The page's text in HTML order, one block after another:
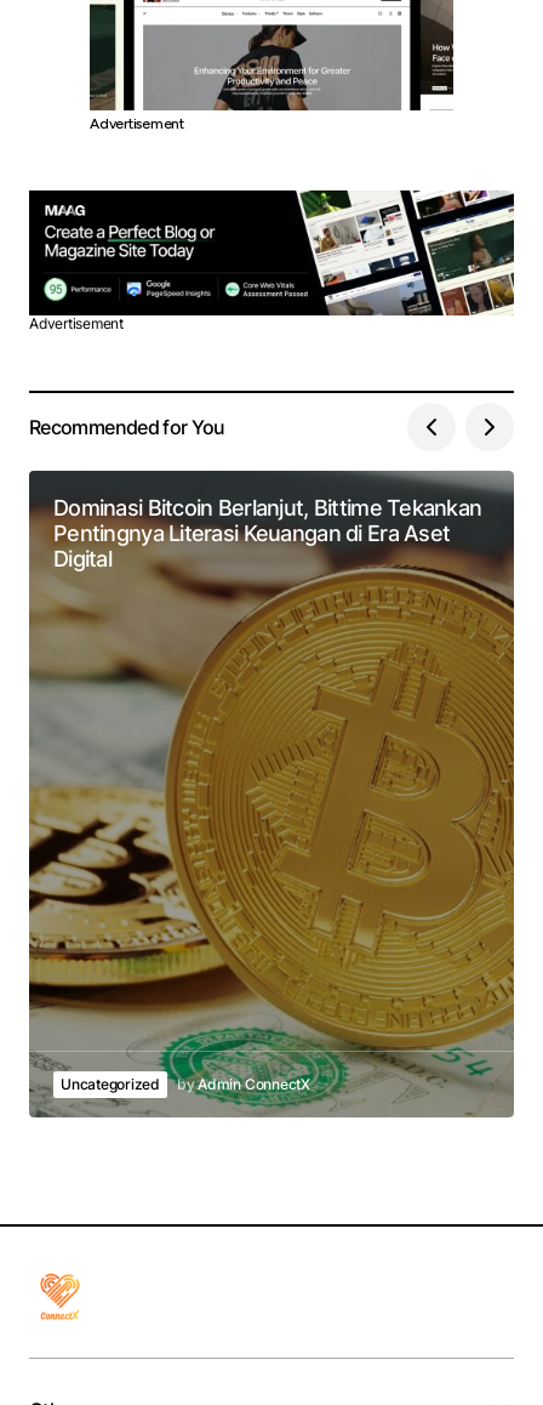
Advertisement
Advertisement
Recommended for You
Dominasi Bitcoin Berlanjut, Bittime Tekankan
Pentingnya Literasi Keuangan di Era Aset
Digital
Uncategorized byAdmin ConnectX